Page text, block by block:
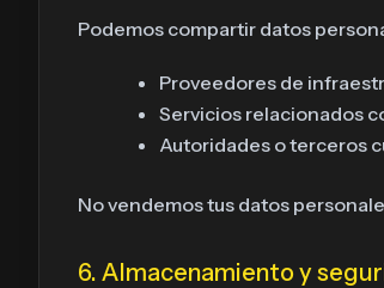
Podemos compartir datos
Proveedores de
Servicios relacionados
Autoridades o terceros
No vendemos tus datos
6. Almacenamiento y